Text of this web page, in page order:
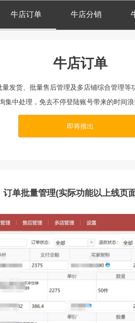
牛店订单 牛店分销
牛店订单
发货、批量售后管理及多店铺综合管理
集中处理，免去不停登陆账号带来的时间
即将推出
订单批量管理(实际功能以上线页